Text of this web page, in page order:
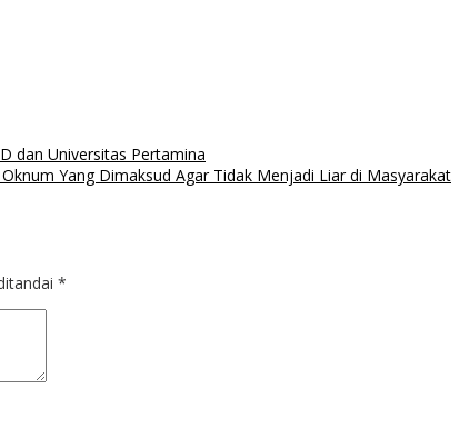
dan Universitas Pertamina
Yang Dimaksud Agar Tidak Menjadi Liar di Masyarakat
*